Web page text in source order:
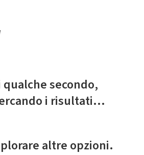
secondo,
i risultati...
altre opzioni.